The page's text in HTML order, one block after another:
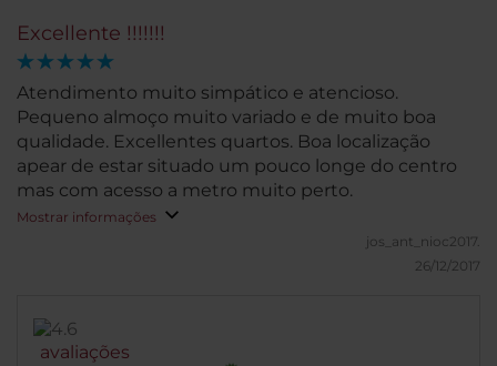
Excellente !!!!!!!
Atendimento muito simpático e atencioso.
Pequeno almoço muito variado e de muito boa
qualidade. Excellentes quartos. Boa localização
apear de estar situado um pouco longe do centro
mas com acesso a metro muito perto.
Mostrar informações
jos_ant_nioc2017.
26/12/2017
avaliações